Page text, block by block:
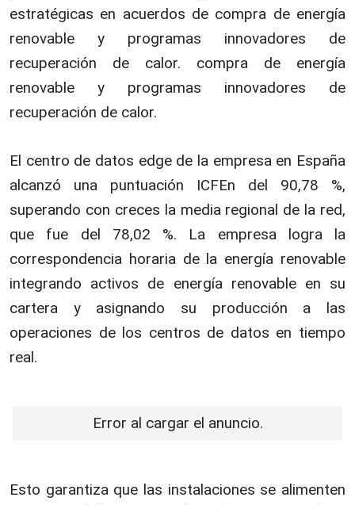
estratégicas en acuerdos de compra de energía
renovable y programas innovadores de
recuperación de calor. compra de energía
renovable y programas innovadores de
recuperación de calor.
El centro de datos edge de la empresa en España
alcanzó una puntuación ICFEn del 90,78 %,
superando con creces la media regional de la red,
que fue del 78,02 %. La empresa logra la
correspondencia horaria de la energía renovable
integrando activos de energía renovable en su
cartera y asignando su producción a las
operaciones de los centros de datos en tiempo
real.
Error al cargar el anuncio.
Esto garantiza que las instalaciones se alimenten